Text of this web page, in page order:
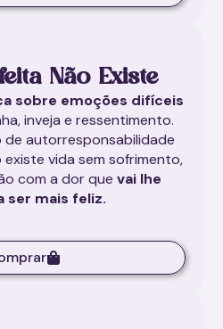
Não Existe
sobre emoções difíceis
inveja e ressentimento.
de autorresponsabilidade
vida sem sofrimento,
com a dor que vai lhe
ser mais feliz.